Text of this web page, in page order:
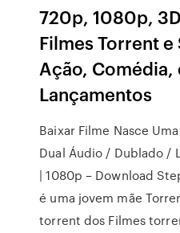
720p, 1080p,
Filmes Torrent
Ação, Comédia,
Lançamentos
Baixar Filme Nasce
Dual Áudio / Dublado /
| 1080p – Download
é uma jovem mãe
torrent dos Filmes